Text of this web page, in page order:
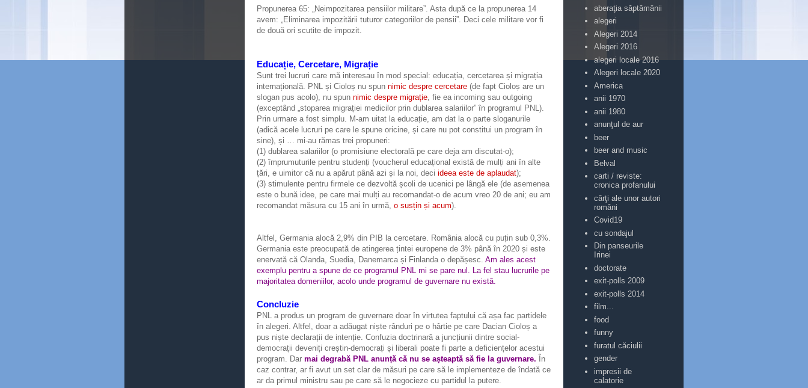
Propunerea 65: „Neimpozitarea pensiilor militare”. Asta după ce la propunerea 14
avem: „Eliminarea impozitării tuturor categoriilor de pensii”. Deci cele militare vor fi
de două ori scutite de impozit.
Educație, Cercetare, Migrație
Sunt trei lucruri care mă interesau în mod special: educația, cercetarea și migrația
internațională. PNL și Cioloș nu spun nimic despre cercetare (de fapt Cioloș are un
slogan pus acolo), nu spun nimic despre migrație, fie ea incoming sau outgoing
(exceptând „stoparea migrației medicilor prin dublarea salariilor” în programul PNL).
Prin urmare a fost simplu. M-am uitat la educație, am dat la o parte sloganurile
(adică acele lucruri pe care le spune oricine, și care nu pot constitui un program în
sine), și … mi-au rămas trei propuneri:
(1) dublarea salariilor (o promisiune electorală pe care deja am discutat-o);
(2) împrumuturile pentru studenți (voucherul educațional există de mulți ani în alte
țări, e uimitor că nu a apărut până azi și la noi, deci ideea este de aplaudat);
(3) stimulente pentru firmele ce dezvoltă școli de ucenici pe lângă ele (de asemenea
este o bună idee, pe care mai mulți au recomandat-o de acum vreo 20 de ani; eu am
recomandat măsura cu 15 ani în urmă, o susțin și acum).
Altfel, Germania alocă 2,9% din PIB la cercetare. România alocă cu puțin sub 0,3%.
Germania este preocupată de atingerea țintei europene de 3% până în 2020 și este
enervată că Olanda, Suedia, Danemarca și Finlanda o depășesc. Am ales acest
exemplu pentru a spune de ce programul PNL mi se pare nul. La fel stau lucrurile pe
majoritatea domeniilor, acolo unde programul de guvernare nu există.
Concluzie
PNL a produs un program de guvernare doar în virtutea faptului că așa fac partidele
în alegeri. Altfel, doar a adăugat niște rânduri pe o hârtie pe care Dacian Cioloș a
pus niște declarații de intenție. Confuzia doctrinară a juncțiunii dintre social-
democrații deveniți creștin-democrați și liberali poate fi parte a deficiențelor acestui
program. Dar mai degrabă PNL anunță că nu se așteaptă să fie la guvernare. În
caz contrar, ar fi avut un set clar de măsuri pe care să le implementeze de îndată ce
ar da primul ministru sau pe care să le negocieze cu partidul la putere.
aberaţia săptămânii
alegeri
Alegeri 2014
Alegeri 2016
alegeri locale 2016
Alegeri locale 2020
America
anii 1970
anii 1980
anunţul de aur
beer
beer and music
Belval
carti / reviste:
cronica profanului
cărţi ale unor autori
români
Covid19
cu sondajul
Din panseurile
Irinei
doctorate
exit-polls 2009
exit-polls 2014
film...
food
funny
furatul căciulii
gender
impresii de
calatorie